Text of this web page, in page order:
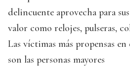
delincuente aprovecha para
valor como relojes, pulseras,
Las víctimas más propensas
son las personas mayores